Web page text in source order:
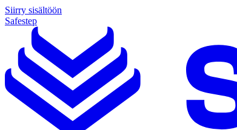
Siirry sisältöön
Safestep